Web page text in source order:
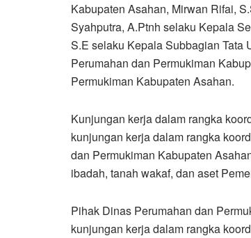
Kabupaten Asahan, Mirwan Rifai,
Syahputra, A.Ptnh selaku Kepala
S.E selaku Kepala Subbagian Tata
Perumahan dan Permukiman
Permukiman Kabupaten Asahan.
Kunjungan kerja dalam rangka
kunjungan kerja dalam rangka
dan Permukiman Kabupaten
ibadah, tanah wakaf, dan aset
Pihak Dinas Perumahan dan
kunjungan kerja dalam rangka